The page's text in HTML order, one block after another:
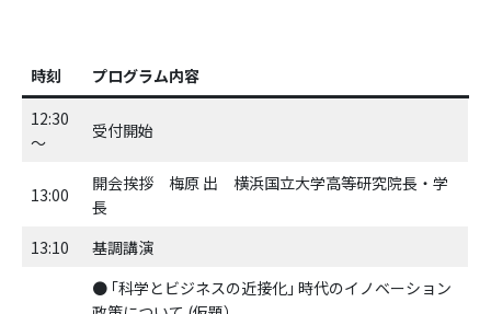
時刻
プログラム内容
12:30
～
受付開始
13:00
開会挨拶 梅原 出 横浜国立大学高等研究院長・学
長
13:10
基調講演
● ｢科学とビジネスの近接化｣ 時代のイノベーション